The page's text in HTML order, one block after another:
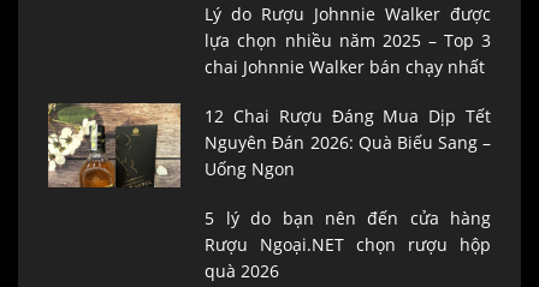
Lý do Rượu Johnnie Walker được
lựa chọn nhiều năm 2025 – Top 3
chai Johnnie Walker bán chạy nhất
12 Chai Rượu Đáng Mua Dịp Tết
Nguyên Đán 2026: Quà Biếu Sang –
Uống Ngon
5 lý do bạn nên đến cửa hàng
Rượu Ngoại.NET chọn rượu hộp
quà 2026